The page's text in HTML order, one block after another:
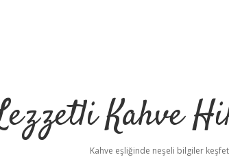
Kahve
Kahve eşliğinde neşeli bilgiler